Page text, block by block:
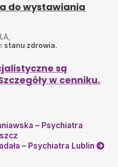
do wystawiania
stanu zdrowia.
są
w cenniku.
– Psychiatra
– Psychiatra Lublin